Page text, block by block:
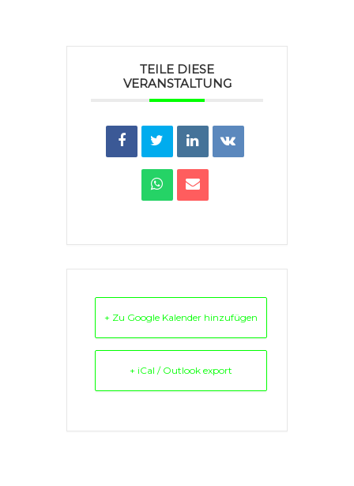
TEILE DIESE
VERANSTALTUNG
+ Zu Google Kalender hinzufügen
+ iCal / Outlook export